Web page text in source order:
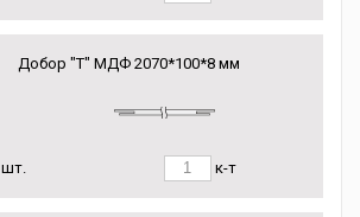
Добор "Т" МДФ 2070*100*8 мм
шт. к-т